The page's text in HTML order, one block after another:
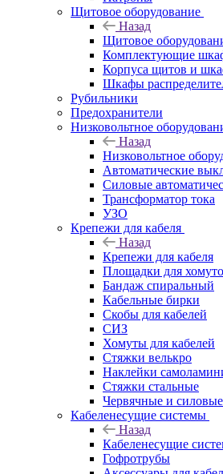
Щитовое оборудование
Назад
Щитовое
Комплектующие
Корпуса щитов и
Шкафы
Рубильники
Предохранители
Низковольтное
Назад
Низковольтное
Автоматические
Силовые
Трансформатор тока
УЗО
Крепежи для кабеля
Назад
Крепежи для кабеля
Площадки для
Бандаж спиральный
Кабельные бирки
Cкобы для кабелей
СИЗ
Хомуты для кабелей
Стяжки велькро
Наклейки
Стяжки стальные
Червячные и
Кабеленесущие системы
Назад
Кабеленесущие
Гофротрубы